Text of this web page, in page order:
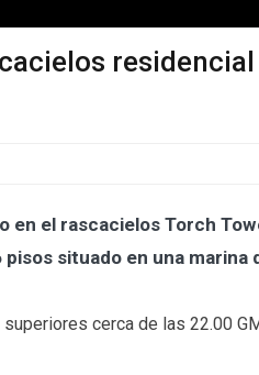
residencial
en el rascacielos Torch
situado en una marina
cerca de las 22.00